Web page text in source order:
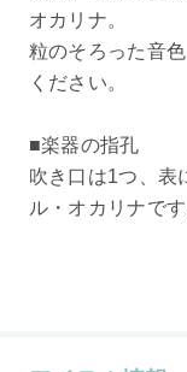
オカリナ。
粒のそろった音
ください。
■楽器の指孔
吹き口は1つ、表
ル・オカリナです